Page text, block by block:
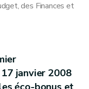
des Finances et
janvier 2008